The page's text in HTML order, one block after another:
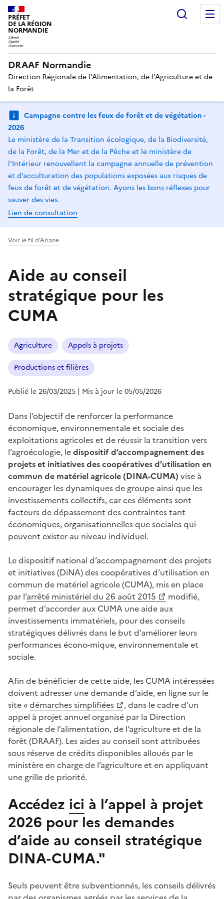
PRÉFET
DE LA RÉGION
NORMANDIE
DRAAF Normandie
Direction Régionale de l’Alimentation, de l’Agriculture et de
la Forêt
Campagne contre les feux de forêt et de végétation -
2026
Le ministère de la Transition écologique, de la Biodiversité,
de la Forêt, de la Mer et de la Pêche et le ministère de
l’Intérieur renouvellent la campagne annuelle de prévention
et d’acculturation des populations exposées aux risques de
feux de forêt et de végétation. Ayons les bons réflexes pour
sauver des vies.
Lien de consultation
Voir le fil d'Ariane
Aide au conseil
stratégique pour les
CUMA
Agriculture Appels à projets
Productions et filières
Publié le 26/03/2025 | Mis à jour le 05/05/2026
Dans l’objectif de renforcer la performance
économique, environnementale et sociale des
exploitations agricoles et de réussir la transition vers
l’agroécologie, ledispositif d’accompagnement des
projets et initiatives des coopératives d’utilisation en
commun de matériel agricole (DINA-CUMA) vise à
encourager les dynamiques de groupe ainsi que les
investissements collectifs, car ces éléments sont
facteurs de dépassement des contraintes tant
économiques, organisationnelles que sociales qui
peuvent exister au niveau individuel.
Le dispositif national d’accompagnement des projets
et initiatives (DiNA) des coopératives d’utilisation en
commun de matériel agricole (CUMA), mis en place
par l’arrêté ministériel du 26 août 2015
modifié,
permet d’accorder aux CUMA une aide aux
investissements immatériels, pour des conseils
stratégiques délivrés dans le but d’améliorer leurs
performances écono-mique, environnementale et
sociale.
Afin de bénéficier de cette aide, les CUMA intéressées
doivent adresser une demande d’aide, en ligne sur le
site «démarches simplifiées
, dans le cadre d’un
appel à projet annuel organisé par la Direction
régionale de l’alimentation, de l’agriculture et de la
forêt (DRAAF). Les aides au conseil sont attribuées
sous réserve de crédits disponibles alloués par le
ministère en charge de l’agriculture et en appliquant
une grille de priorité.
Accédez ici à l’appel à projet
2026 pour les demandes
d’aide au conseil stratégique
DINA-CUMA."
Seuls peuvent être subventionnés, les conseils délivrés